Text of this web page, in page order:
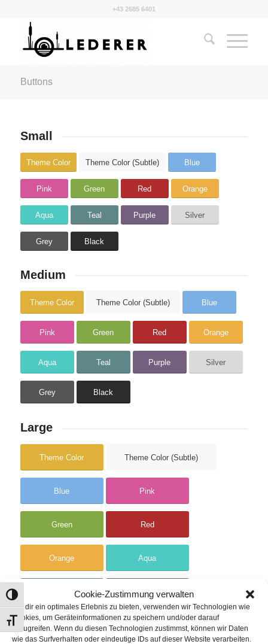
Cookie-Zustimmung verwalten
Um dir ein optimales Erlebnis zu bieten, verwenden wir Technologien wie
Cookies, um Geräteinformationen zu speichern und/oder darauf
zuzugreifen. Wenn du diesen Technologien zustimmst, können wir Daten
wie das Surfverhalten oder eindeutige IDs auf dieser Website verarbeiten.
Umschalten auf hohe Kontraste
Schrift vergrößern
+43 2685 6401
Buttons
Small
Theme Color Theme Color (Subtle) Blue
Pink Green Red Orange
Aqua Teal Purple Silver
Grey Black
Medium
Theme Color Theme Color (Subtle) Blue
Pink Green Red Orange
Aqua Teal Purple Silver
Grey Black
Large
Theme Color Theme Color (Subtle)
Blue Pink
Green Red
Orange Aqua
Purple
Silver Grey